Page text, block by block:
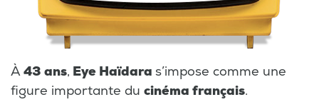
À43 ans, Eye Haïdara s’impose comme une
figure importante du cinéma français.